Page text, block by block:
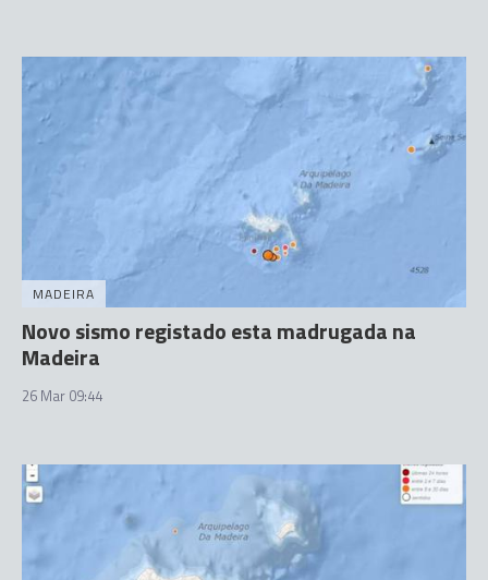
MADEIRA
Novo sismo registado esta madrugada na
Madeira
26 Mar 09:44